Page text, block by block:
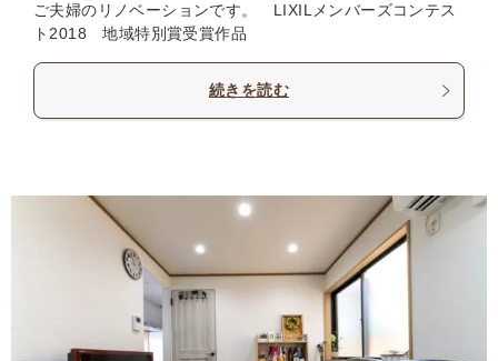
ご夫婦のリノベーションです。 LIXILメンバーズコンテス
ト2018 地域特別賞受賞作品
続きを読む